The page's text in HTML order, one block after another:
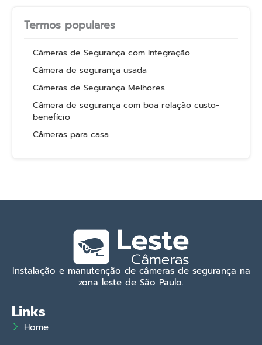
Termos populares
Câmeras de Segurança com Integração
Câmera de segurança usada
Câmeras de Segurança Melhores
Câmera de segurança com boa relação custo-
benefício
Câmeras para casa
Instalação e manutenção de câmeras de segurança na
zona leste de São Paulo.
Links
Home